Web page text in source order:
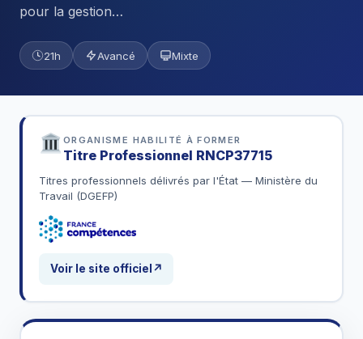
pour la gestion…
21h Avancé Mixte
ORGANISME HABILITÉ À FORMER
Titre Professionnel RNCP37715
Titres professionnels délivrés par l'État — Ministère du
Travail (DGEFP)
Voir le site officiel ↗